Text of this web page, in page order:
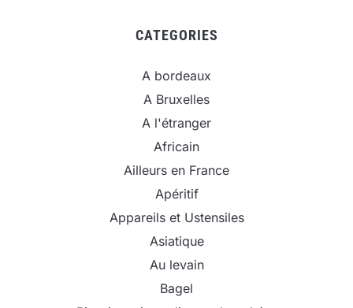
CATEGORIES
A bordeaux
A Bruxelles
A l'étranger
Africain
Ailleurs en France
Apéritif
Appareils et Ustensiles
Asiatique
Au levain
Bagel